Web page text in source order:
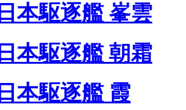
日本駆逐艦 峯雲
日本駆逐艦 朝霜
日本駆逐艦 霞